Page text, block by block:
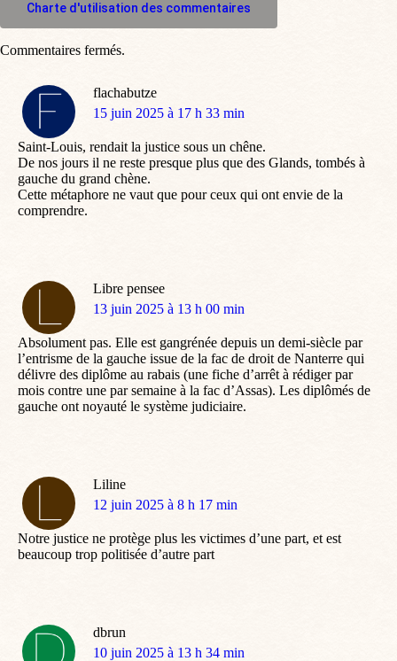
Charte d'utilisation des commentaires
flachabutze
dit
15 juin 2025 à 17 h 33 min
Saint-Louis, rendait la justice sous un chêne.
De nos jours il ne reste presque plus que des Glands, tombés à
gauche du grand chène.
Cette métaphore ne vaut que pour ceux qui ont envie de la
comprendre.
Libre pensee
dit
13 juin 2025 à 13 h 00 min
Absolument pas. Elle est gangrénée depuis un demi-siècle par
l’entrisme de la gauche issue de la fac de droit de Nanterre qui
délivre des diplôme au rabais (une fiche d’arrêt à rédiger par
mois contre une par semaine à la fac d’Assas). Les diplômés de
gauche ont noyauté le système judiciaire.
Liline
dit
12 juin 2025 à 8 h 17 min
Notre justice ne protège plus les victimes d’une part, et est
beaucoup trop politisée d’autre part
dbrun
dit
10 juin 2025 à 13 h 34 min
Commentaires fermés.